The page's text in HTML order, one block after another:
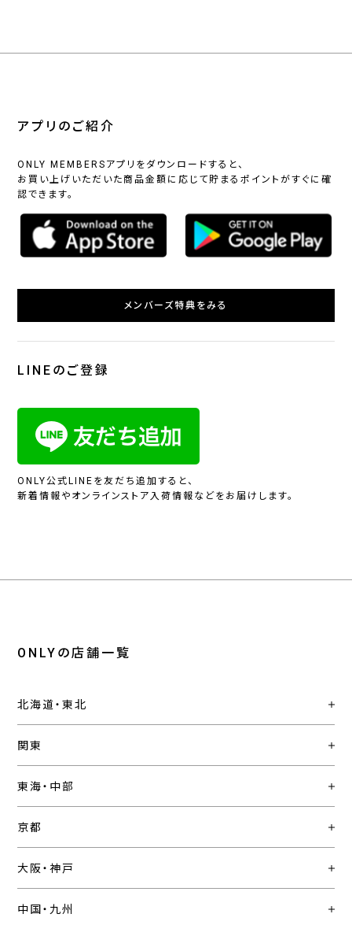
アプリのご紹介
ONLY MEMBERSアプリをダウンロードすると、
お買い上げいただいた商品金額に応じて貯まるポイントがすぐに確
認できます。
メンバーズ特典をみる
LINEのご登録
ONLY公式LINEを友だち追加すると、
新着情報やオンラインストア入荷情報などをお届けします。
ONLYの店舗一覧
北海道・東北
関東
東海・中部
京都
大阪・神戸
中国・九州